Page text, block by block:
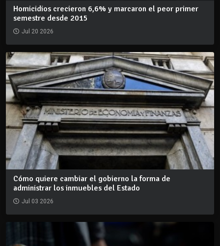
Homicidios crecieron 6,6% y marcaron el peor primer
semestre desde 2015
Jul 20 2026
Cómo quiere cambiar el gobierno la forma de
administrar los inmuebles del Estado
Jul 03 2026